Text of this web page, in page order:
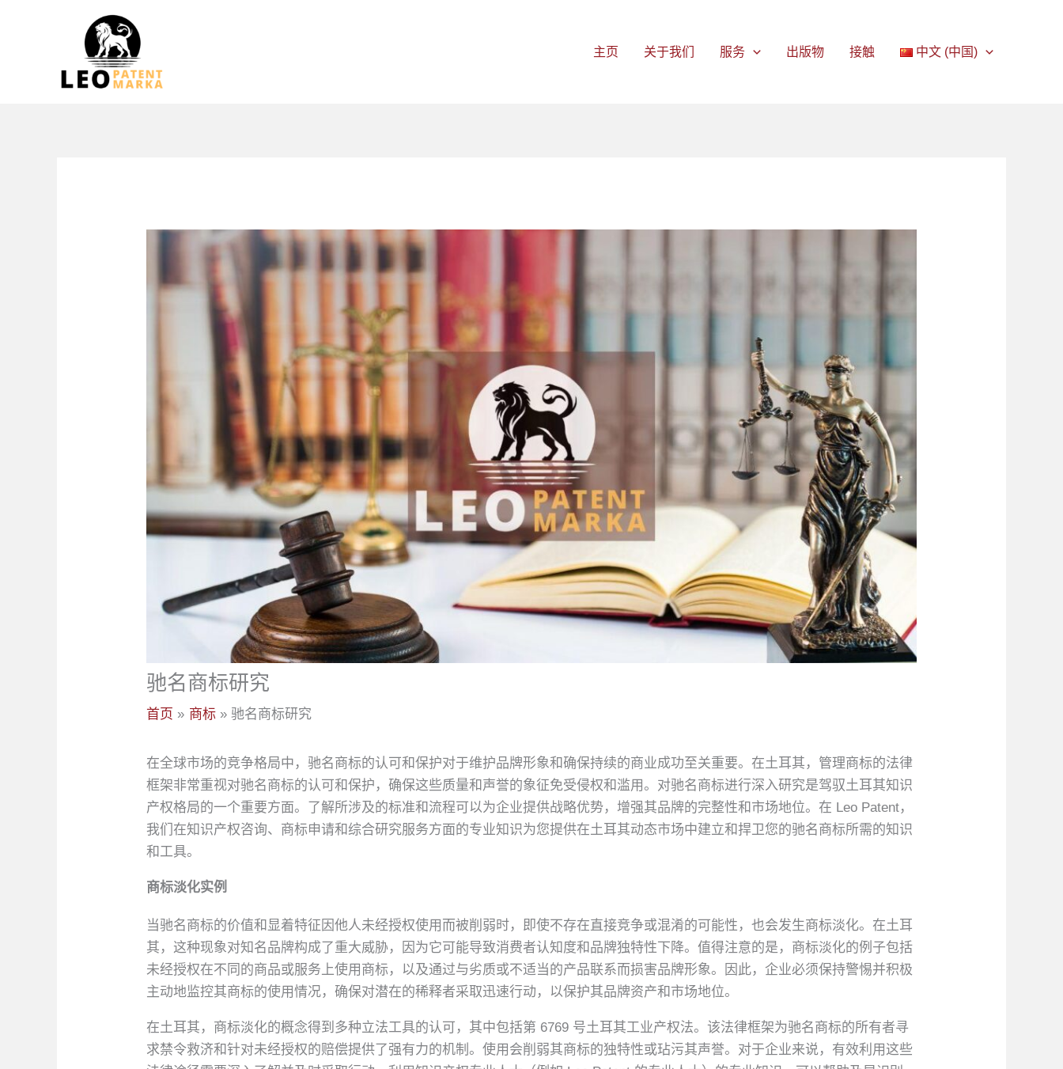
主页 关于我们 服务 出版物 接触 中文 (中国)
驰名商标研究
首页 商标 驰名商标研究
在全球市场的竞争格局中，驰名商标的认可和保护对于维护品牌形象和确保持续的商业成功至关重要。在土耳其，管理商标的法律
框架非常重视对驰名商标的认可和保护，确保这些质量和声誉的象征免受侵权和滥用。对驰名商标进行深入研究是驾驭土耳其知识
产权格局的一个重要方面。了解所涉及的标准和流程可以为企业提供战略优势，增强其品牌的完整性和市场地位。在 Leo Patent，
我们在知识产权咨询、商标申请和综合研究服务方面的专业知识为您提供在土耳其动态市场中建立和捍卫您的驰名商标所需的知识
和工具。
商标淡化实例
当驰名商标的价值和显着特征因他人未经授权使用而被削弱时，即使不存在直接竞争或混淆的可能性，也会发生商标淡化。在土耳
其，这种现象对知名品牌构成了重大威胁，因为它可能导致消费者认知度和品牌独特性下降。值得注意的是，商标淡化的例子包括
未经授权在不同的商品或服务上使用商标，以及通过与劣质或不适当的产品联系而损害品牌形象。因此，企业必须保持警惕并积极
主动地监控其商标的使用情况，确保对潜在的稀释者采取迅速行动，以保护其品牌资产和市场地位。
在土耳其，商标淡化的概念得到多种立法工具的认可，其中包括第 6769 号土耳其工业产权法。该法律框架为驰名商标的所有者寻
求禁令救济和针对未经授权的赔偿提供了强有力的机制。使用会削弱其商标的独特性或玷污其声誉。对于企业来说，有效利用这些